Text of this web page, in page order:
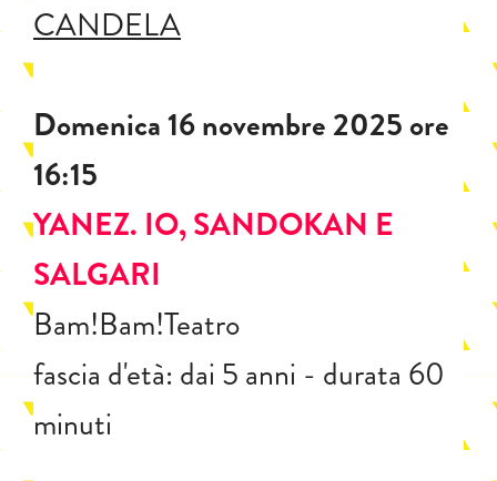
CANDELA
Domenica 16 novembre 2025 ore
16:15
YANEZ. IO, SANDOKAN E
SALGARI
Bam!Bam!Teatro
fascia d'età: dai 5 anni - durata 60
minuti